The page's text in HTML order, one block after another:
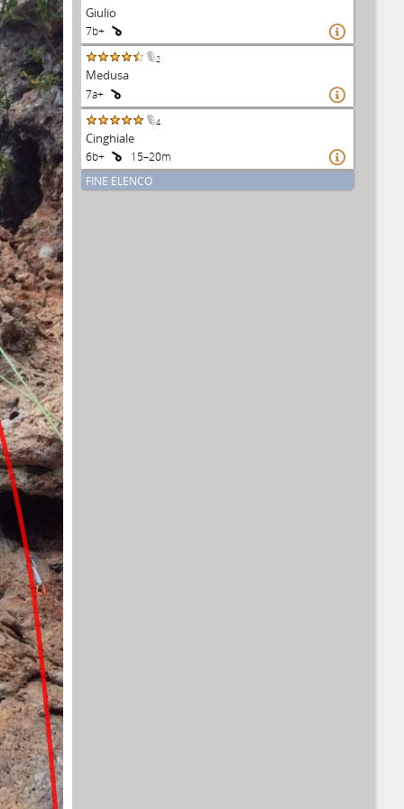
Giulio
7b+ 
2
Medusa
7a+ 
4
Cinghiale
6b+ 15–20m 
FINE ELENCO